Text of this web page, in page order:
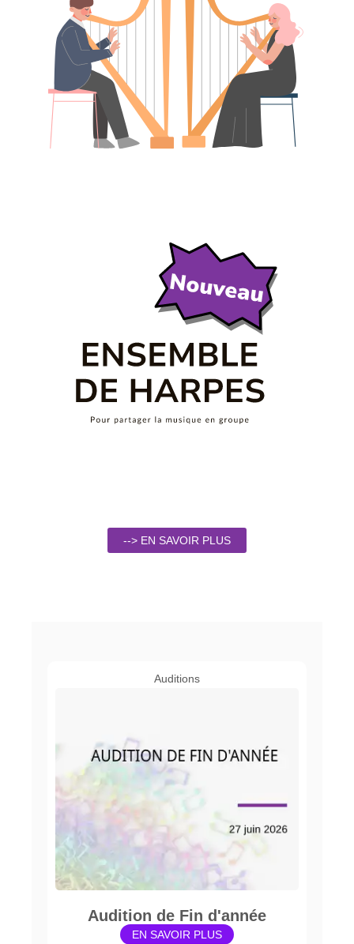
--> EN SAVOIR PLUS
Auditions
Audition de Fin d'année
EN SAVOIR PLUS